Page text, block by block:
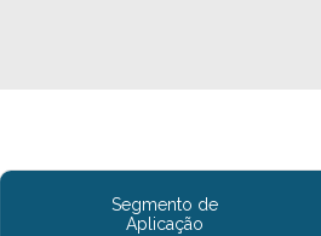
Segmento de
Aplicação